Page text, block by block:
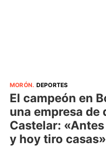
MORÓN. DEPORTES
El campeón en
una empresa de
Castelar:
y hoy tiro casas»